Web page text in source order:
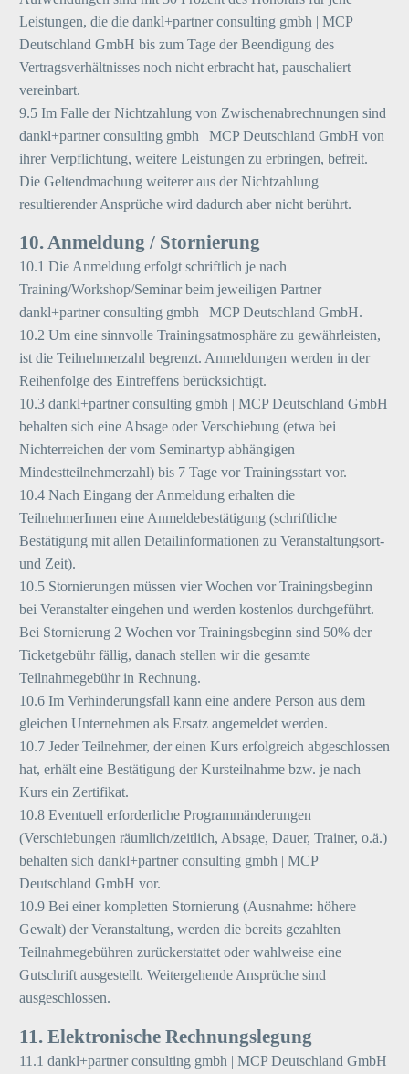
Leistungen, die die dankl+partner consulting gmbh | MCP
Deutschland GmbH bis zum Tage der Beendigung des
Vertragsverhältnisses noch nicht erbracht hat, pauschaliert
vereinbart.
9.5 Im Falle der Nichtzahlung von Zwischenabrechnungen sind
dankl+partner consulting gmbh | MCP Deutschland GmbH von
ihrer Verpflichtung, weitere Leistungen zu erbringen, befreit.
Die Geltendmachung weiterer aus der Nichtzahlung
resultierender Ansprüche wird dadurch aber nicht berührt.
10. Anmeldung / Stornierung
10.1 Die Anmeldung erfolgt schriftlich je nach
Training/Workshop/Seminar beim jeweiligen Partner
dankl+partner consulting gmbh | MCP Deutschland GmbH.
10.2 Um eine sinnvolle Trainingsatmosphäre zu gewährleisten,
ist die Teilnehmerzahl begrenzt. Anmeldungen werden in der
Reihenfolge des Eintreffens berücksichtigt.
10.3 dankl+partner consulting gmbh | MCP Deutschland GmbH
behalten sich eine Absage oder Verschiebung (etwa bei
Nichterreichen der vom Seminartyp abhängigen
Mindestteilnehmerzahl) bis 7 Tage vor Trainingsstart vor.
10.4 Nach Eingang der Anmeldung erhalten die
TeilnehmerInnen eine Anmeldebestätigung (schriftliche
Bestätigung mit allen Detailinformationen zu Veranstaltungsort-
und Zeit).
10.5 Stornierungen müssen vier Wochen vor Trainingsbeginn
bei Veranstalter eingehen und werden kostenlos durchgeführt.
Bei Stornierung 2 Wochen vor Trainingsbeginn sind 50% der
Ticketgebühr fällig, danach stellen wir die gesamte
Teilnahmegebühr in Rechnung.
10.6 Im Verhinderungsfall kann eine andere Person aus dem
gleichen Unternehmen als Ersatz angemeldet werden.
10.7 Jeder Teilnehmer, der einen Kurs erfolgreich abgeschlossen
hat, erhält eine Bestätigung der Kursteilnahme bzw. je nach
Kurs ein Zertifikat.
10.8 Eventuell erforderliche Programmänderungen
(Verschiebungen räumlich/zeitlich, Absage, Dauer, Trainer, o.ä.)
behalten sich dankl+partner consulting gmbh | MCP
Deutschland GmbH vor.
10.9 Bei einer kompletten Stornierung (Ausnahme: höhere
Gewalt) der Veranstaltung, werden die bereits gezahlten
Teilnahmegebühren zurückerstattet oder wahlweise eine
Gutschrift ausgestellt. Weitergehende Ansprüche sind
ausgeschlossen.
11. Elektronische Rechnungslegung
11.1 dankl+partner consulting gmbh | MCP Deutschland GmbH